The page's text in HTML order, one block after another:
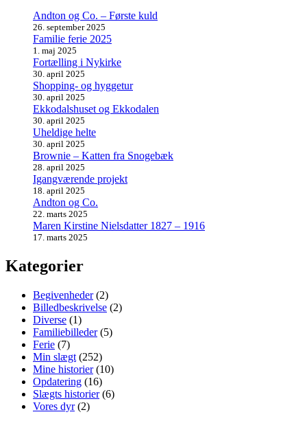
Andton og Co. – Første kuld
26. september 2025
Familie ferie 2025
1. maj 2025
Fortælling i Nykirke
30. april 2025
Shopping- og hyggetur
30. april 2025
Ekkodalshuset og Ekkodalen
30. april 2025
Uheldige helte
30. april 2025
Brownie – Katten fra Snogebæk
28. april 2025
Igangværende projekt
18. april 2025
Andton og Co.
22. marts 2025
Maren Kirstine Nielsdatter 1827 – 1916
17. marts 2025
Kategorier
Begivenheder(2)
Billedbeskrivelse (2)
Diverse (1)
Familiebilleder(5)
Ferie (7)
Min slægt (252)
Mine historier(10)
Opdatering (16)
Slægts historier(6)
Vores dyr(2)